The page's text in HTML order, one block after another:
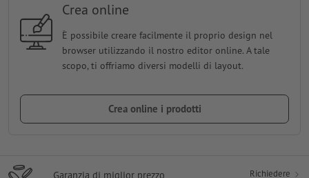
Crea online
È possibile creare facilmente il proprio design nel
browser utilizzando il nostro editor online. A tale
scopo, ti offriamo diversi modelli di layout.
Crea online i prodotti
Garanzia di miglior prezzo Richiedere